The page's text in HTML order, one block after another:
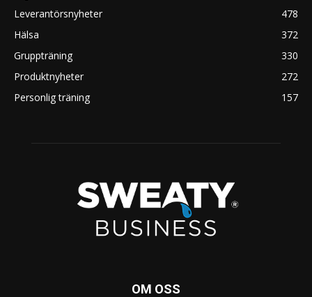
Leverantörsnyheter
478
Hälsa
372
Gruppträning
330
Produktnyheter
272
Personlig träning
157
OM OSS